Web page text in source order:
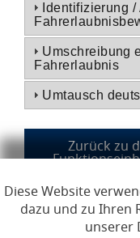
Diese Website
dazu und zu Ihren
unserer
Identifizierung
Umschreibung
Fahrerlaubnis
Umtausch
Links zur Hilfe,